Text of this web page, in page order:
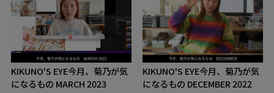
KIKUNO'S EYE今月、菊乃が気
になるもの MARCH 2023
KIKUNO'S EYE今月、菊乃が気
になるもの DECEMBER 2022